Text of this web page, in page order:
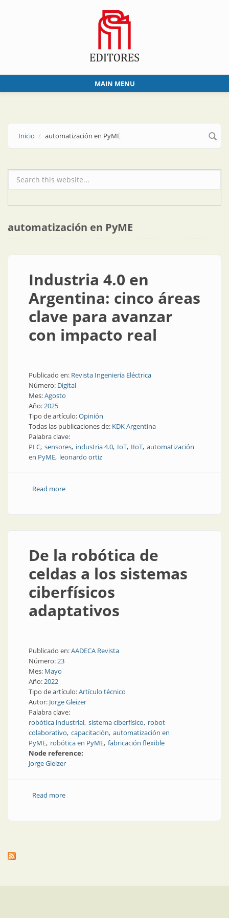
MAIN MENU
Inicio automatización en PyME
Formulario de búsqueda
automatización en PyME
Industria 4.0 en
Argentina: cinco áreas
clave para avanzar
con impacto real
Publicado en: Revista Ingeniería Eléctrica
Número: Digital
Mes:Agosto
Año:2025
Tipo de artículo:Opinión
Todas las publicaciones de: KDK Argentina
Palabra clave:
PLC sensores industria 4.0 IoT IIoT automatización
en PyME leonardo ortiz
Read moreabout Industria 4.0 en Argentina: cinco áreas clave
De la robótica de
celdas a los sistemas
ciberfísicos
adaptativos
Publicado en:AADECA Revista
Número:23
Mes: Mayo
Año:2022
Tipo de artículo:Artículo técnico
Autor: Jorge Gleizer
Palabra clave:
robótica industrial sistema ciberfísico robot
colaborativo capacitación automatización en
PyME robótica en PyME fabricación flexible
Node reference:
Jorge Gleizer
Read moreabout De la robótica de celdas a los sistemas